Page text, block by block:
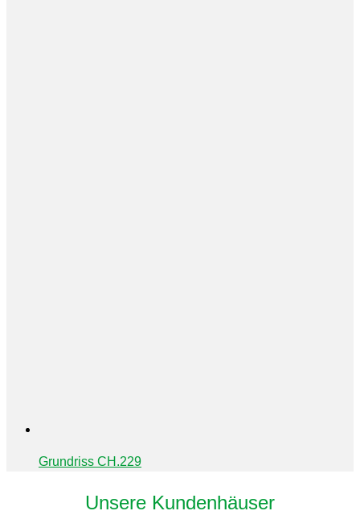
Grundriss CH.229
Unsere Kundenhäuser